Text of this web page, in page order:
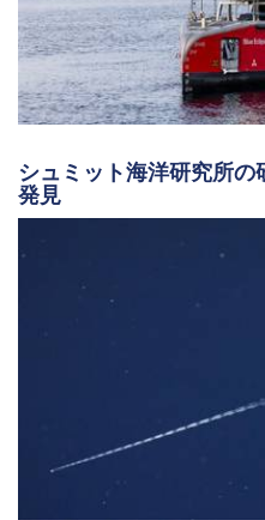
シュミット海洋研究所
発見